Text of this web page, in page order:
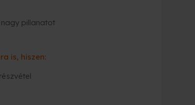
pillanatot
is, hiszen: